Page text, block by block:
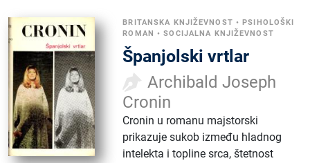
BRITANSKA KNJIŽEVNOST • PSIHOLOŠKI
ROMAN •SOCIJALNA KNJIŽEVNOST
Španjolski vrtlar
Archibald Joseph
Cronin
Cronin u romanu majstorski
prikazuje sukob između hladnog
intelekta i topline srca, štetnost